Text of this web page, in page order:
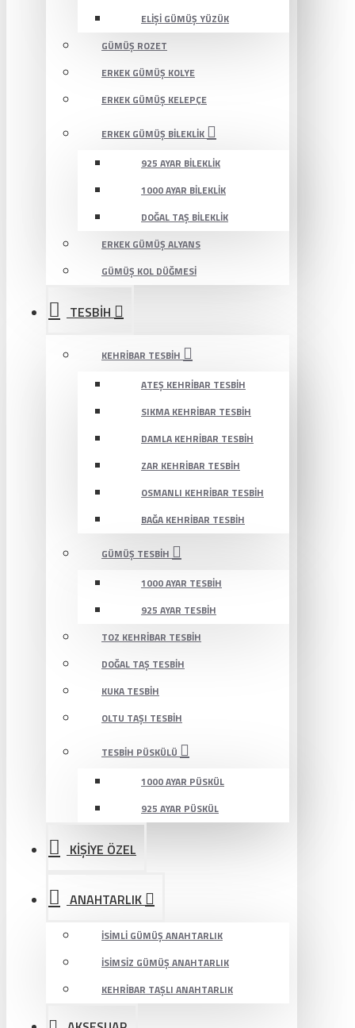
ELIŞI GÜMÜŞ YÜZÜK
GÜMÜŞ ROZET
ERKEK GÜMÜŞ KOLYE
ERKEK GÜMÜŞ KELEPÇE
ERKEK GÜMÜŞ BILEKLIK
925 AYAR BILEKLIK
1000 AYAR BILEKLIK
DOĞAL TAŞ BILEKLIK
ERKEK GÜMÜŞ ALYANS
GÜMÜŞ KOL DÜĞMESI
TESBİH
KEHRIBAR TESBIH
ATEŞ KEHRIBAR TESBIH
SIKMA KEHRIBAR TESBIH
DAMLA KEHRIBAR TESBIH
ZAR KEHRIBAR TESBIH
OSMANLI KEHRIBAR TESBIH
BAĞA KEHRIBAR TESBIH
GÜMÜŞ TESBIH
1000 AYAR TESBIH
925 AYAR TESBIH
TOZ KEHRIBAR TESBIH
DOĞAL TAŞ TESBIH
KUKA TESBIH
OLTU TAŞI TESBIH
TESBIH PÜSKÜLÜ
1000 AYAR PÜSKÜL
925 AYAR PÜSKÜL
KİŞİYE ÖZEL
ANAHTARLIK
İSIMLI GÜMÜŞ ANAHTARLIK
İSIMSIZ GÜMÜŞ ANAHTARLIK
KEHRIBAR TAŞLI ANAHTARLIK